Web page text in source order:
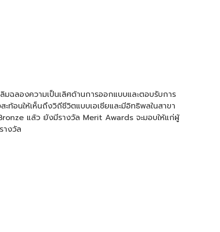
ลองความเป็นเลิศด้านการออกแบบและตอบรับการ
อนให้เห็นถึงวิถีชีวิตแบบเอเชียและมีอิทธิพลในสาขา
แล้ว ยังมีรางวัล Merit Awards จะมอบให้แก่ผู้
งวัล